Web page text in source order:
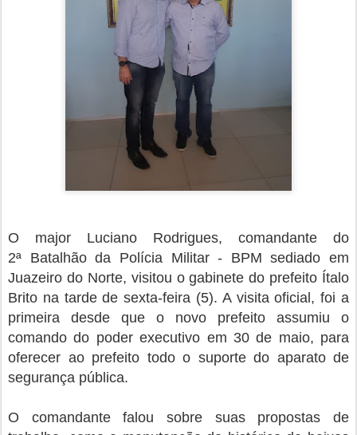
O major Luciano Rodrigues, comandante do
2ª Batalhão da Polícia Militar - BPM sediado em
Juazeiro do Norte, visitou o gabinete do prefeito Ítalo
Brito na tarde de sexta-feira (5). A visita oficial, foi a
primeira desde que o novo prefeito assumiu o
comando do poder executivo em 30 de maio, para
oferecer ao prefeito todo o suporte do aparato de
segurança pública.
O comandante falou sobre suas propostas de